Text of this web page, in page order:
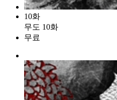
10화
무도 10화
무료